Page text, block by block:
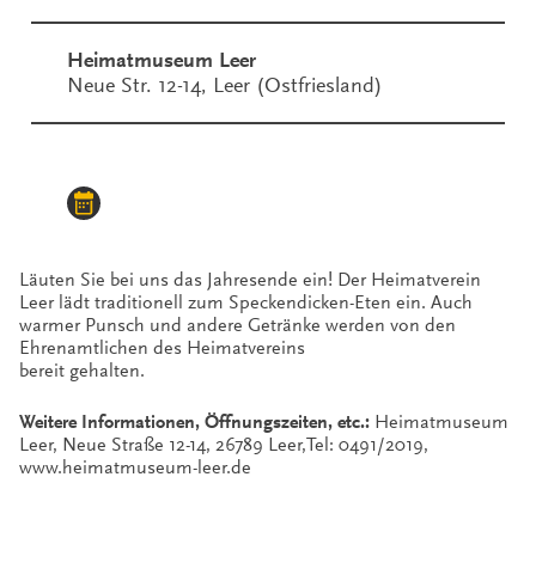
Heimatmuseum Leer
Neue Str. 12-14, Leer (Ostfriesland)
Läuten Sie bei uns das Jahresende ein! Der Heimatverein
Leer lädt traditionell zum Speckendicken-Eten ein. Auch
warmer Punsch und andere Getränke werden von den
Ehrenamtlichen des Heimatvereins
bereit gehalten.
Weitere Informationen, Öffnungszeiten, etc.: Heimatmuseum
Leer, Neue Straße 12-14, 26789 Leer,Tel: 0491/2019,
www.heimatmuseum-leer.de